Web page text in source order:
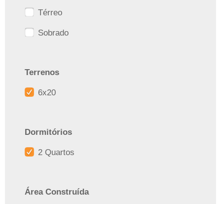
Térreo
Sobrado
Terrenos
6x20
Dormitórios
2 Quartos
Área Construída